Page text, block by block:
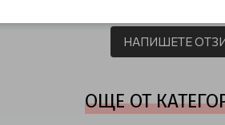
НАПИШЕТЕ
ОЩЕ ОТ